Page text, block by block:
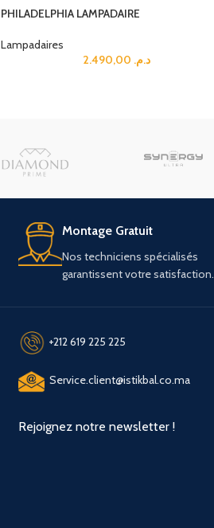
PHILADELPHIA LAMPADAIRE
Lampadaires
د.م.
Montage Gratuit
Nos techniciens spécialisés
garantissent votre satisfaction.
+212 619 225 225
Service.client@istikbal.co.ma
Rejoignez notre newsletter !